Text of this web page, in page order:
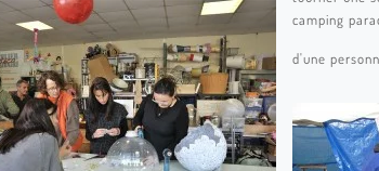
camping
d'une